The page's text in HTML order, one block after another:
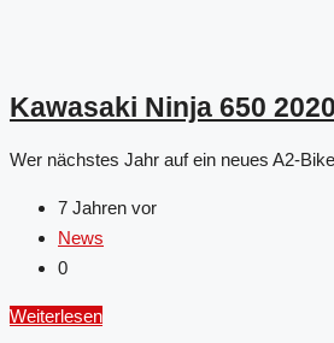
Kawasaki Ninja 650
Wer nächstes Jahr auf ein neues A2-
7 Jahren vor
News
0
Weiterlesen